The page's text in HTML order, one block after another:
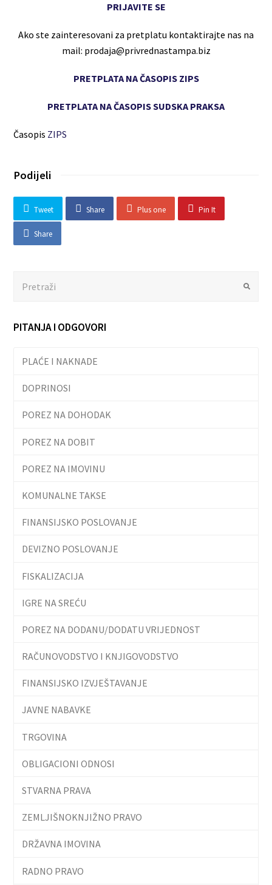
PRIJAVITE SE
Ako ste zainteresovani za pretplatu kontaktirajte nas na
mail: prodaja@privrednastampa.biz
PRETPLATA NA ČASOPIS ZIPS
PRETPLATA NA ČASOPIS SUDSKA PRAKSA
Časopis ZIPS
Podijeli
Tweet Share Plus one Pin It
Share
Submit
PITANJA I ODGOVORI
PLAĆE I NAKNADE
DOPRINOSI
POREZ NA DOHODAK
POREZ NA DOBIT
POREZ NA IMOVINU
KOMUNALNE TAKSE
FINANSIJSKO POSLOVANJE
DEVIZNO POSLOVANJE
FISKALIZACIJA
IGRE NA SREĆU
POREZ NA DODANU/DODATU VRIJEDNOST
RAČUNOVODSTVO I KNJIGOVODSTVO
FINANSIJSKO IZVJEŠTAVANJE
JAVNE NABAVKE
TRGOVINA
OBLIGACIONI ODNOSI
STVARNA PRAVA
ZEMLJIŠNOKNJIŽNO PRAVO
DRŽAVNA IMOVINA
RADNO PRAVO